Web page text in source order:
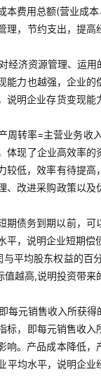
本费用总额(营业成
理，节约支出，提高
经济资源管理、运用
力也越强，企业的
说明企业存货变现能
周转率=主营业务收
现了企业高效率的
较低，效率有待提高
改进采购政策以及
期债务到期以前，可
，说明企业短期偿
平均股东权益的百
越高,说明投资带来
每元销售收入所获得
，即每元销售收入
响。产品成本降低，
平均水平，说明企业